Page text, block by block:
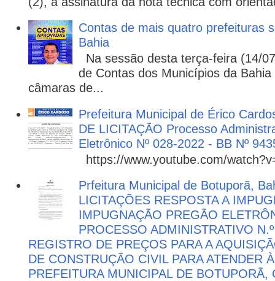
Contas de mais quatro prefeituras
Bahia
Na sessão desta terça-feira (14/
de Contas dos Municípios da
câmaras de...
Prefeitura Municipal de Érico
DE LICITAÇÃO Processo
Eletrônico Nº 028-2022 - BB Nº
https://www.youtube.com/
Prfeitura Municipal de Botuporã,
LICITAÇÕES RESPOSTA A
IMPUGNAÇÃO PREGÃO
PROCESSO ADMINISTRATIVO
REGISTRO DE PREÇOS PARA A
DE CONSTRUÇÃO CIVIL PARA ATENDER
PREFEITURA MUNICIPAL DE